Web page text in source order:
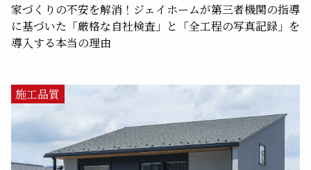
家づくりの不安を解消！ジェイホームが第三者機関の指導
に基づいた「厳格な自社検査」と「全工程の写真記録」を
導入する本当の理由
施工品質